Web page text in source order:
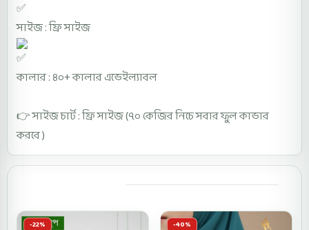
সাইজ : ফ্রি সাইজ
কালার : ৪০+ কালার এভেইল্যাবল
👉 সাইজ চার্ট : ফ্রি সাইজ (৭০ কেজির নিচে সবার ফুল কাভার
করবে )
-22% -40%